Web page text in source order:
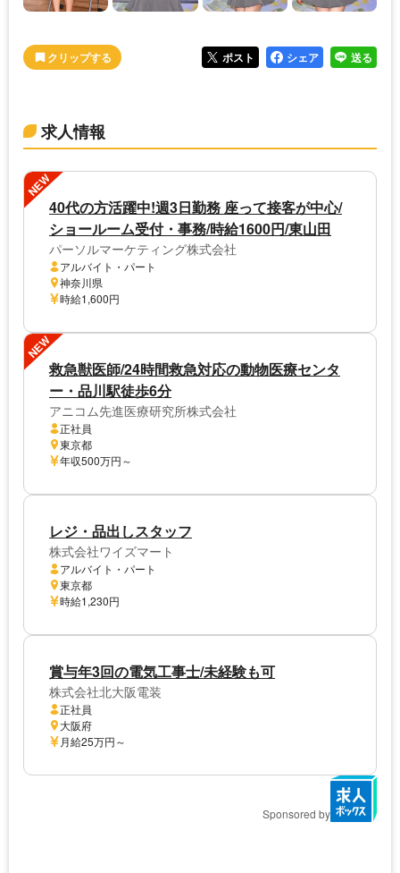
ポスト シェア 送る
求人情報
NEW
40代の方活躍中!週3日勤務 座って接客が中心/
ショールーム受付・事務/時給1600円/東山田
パーソルマーケティング株式会社
アルバイト・パート
神奈川県
時給1,600円
NEW
救急獣医師/24時間救急対応の動物医療センタ
ー・品川駅徒歩6分
アニコム先進医療研究所株式会社
正社員
東京都
年収500万円～
レジ・品出しスタッフ
株式会社ワイズマート
アルバイト・パート
東京都
時給1,230円
賞与年3回の電気工事士/未経験も可
株式会社北大阪電装
正社員
大阪府
月給25万円～
Sponsored by